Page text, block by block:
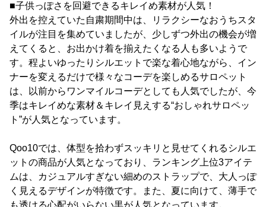
■子供っぽさを回避できるキレイめ素材が人気！
外出を控えていた自粛期間中は、リラクシーなおうちスタ
イルが注目を集めていましたが、少しずつ外出の機会が増
えてくると、お出かけ着を揃えたくなる人も多いようで
す。程よいゆったりシルエットで楽な着心地ながら、イン
ナーを変えるだけで様々なコーデを楽しめるサロペット
は、以前からワンマイルコーデとしても人気でしたが、今
季はキレイめな素材＆キレイ見えする“おしゃれサロペッ
ト”が人気となっています。
Qoo10では、体型を拾わずスッキリと見せてくれるシルエ
ットの商品が人気となっており、ランキング上位3アイテ
ムは、カジュアルすぎない細めのストラップで、大人っぽ
く見えるデザインが特徴です。また、夏に向けて、薄手で
も透ける心配がいらない黒が人気となっています。